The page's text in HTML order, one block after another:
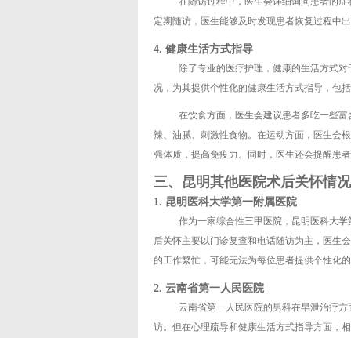
定期随访，医生能够及时发现患者恢复过程中
4. 健康生活方式指导
除了专业的医疗护理，健康的生活方式
况，为其提供个性化的健康生活方式指导，包
在饮食方面，医生会建议患者多吃一些
辣、油腻、刺激性食物。在运动方面，医生会
强体质，提高免疫力。同时，医生还会提醒患
三、昆明其他医院术后关怀情
1. 昆明医科大学第一附属医院
作为一家综合性三甲医院，昆明医科大
后关怀主要以门诊复查和电话随访为主，医生
的工作繁忙，可能无法为每位患者提供个性化
2. 云南省第一人民医院
云南省第一人民医院的男科在早泄治疗
访。但在心理疏导和健康生活方式指导方面，